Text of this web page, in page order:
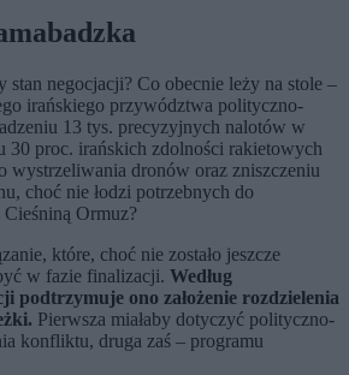
stan negocjacji? Co obecnie leży na stole –
irańskiego przywództwa polityczno-
13 tys. precyzyjnych nalotów w
30 proc. irańskich zdolności rakietowych
wystrzeliwania dronów oraz zniszczeniu
choć nie łodzi potrzebnych do
Ormuz?
które, choć nie zostało jeszcze
w fazie finalizacji. Według
podtrzymuje ono założenie rozdzielenia
Pierwsza miałaby dotyczyć polityczno-
konfliktu, druga zaś – programu